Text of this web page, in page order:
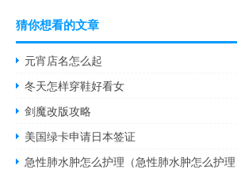
猜你想看的文章
元宵店名怎么起
冬天怎样穿鞋好看女
剑魔改版攻略
美国绿卡申请日本签证
急性肺水肿怎么护理（急性肺水肿怎么护理